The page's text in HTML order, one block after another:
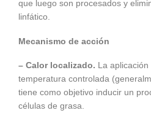
que luego son procesados y
linfático.
Mecanismo de acción
– Calor localizado. La
temperatura controlada
tiene como objetivo inducir un
células de grasa.